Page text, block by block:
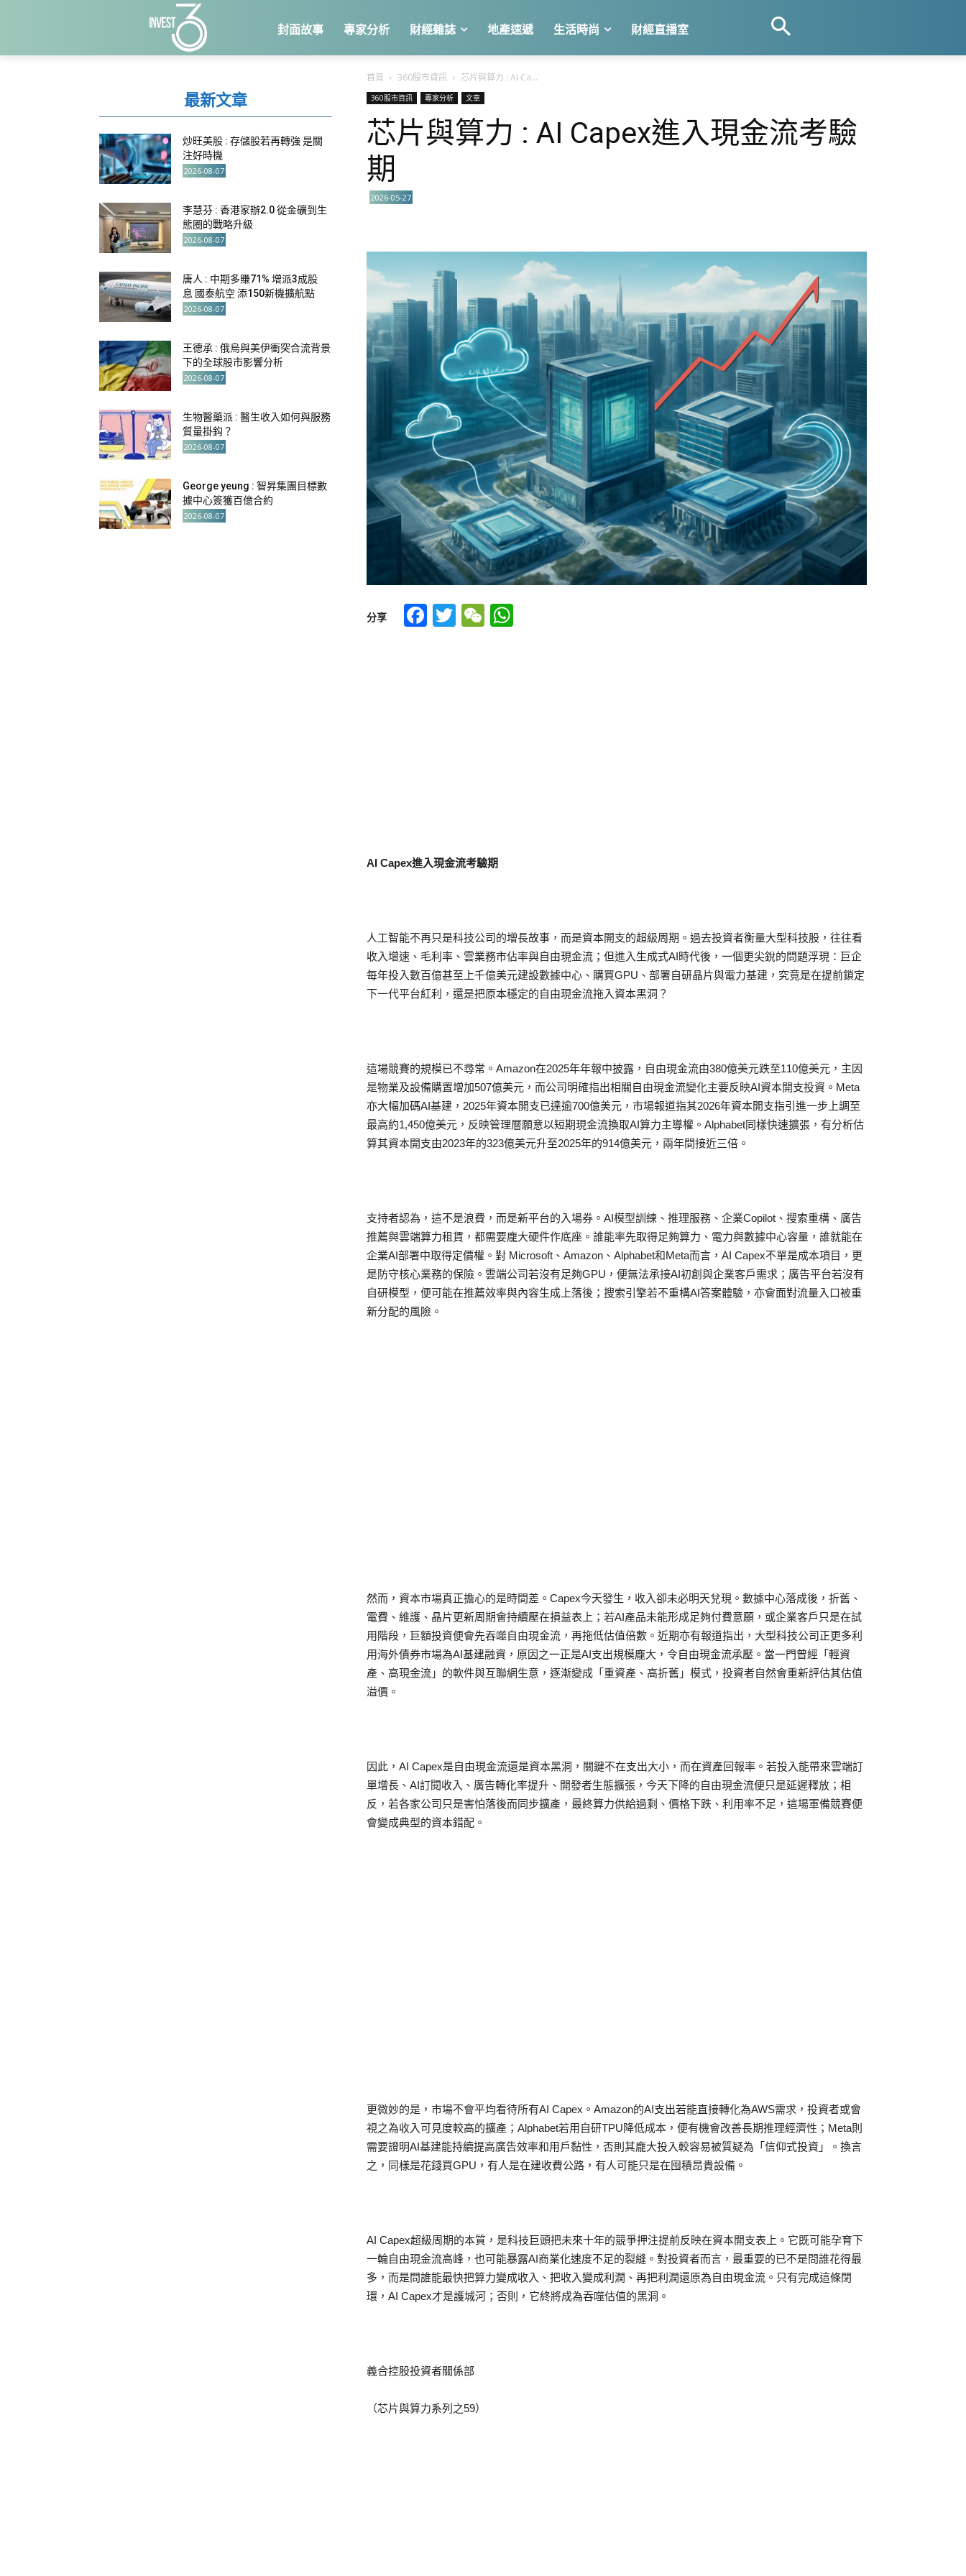
封面故事 專家分析 財經雜誌 地產速遞 生活時尚 財經直播室
首頁 360股市資訊 芯片與算力 : AI Ca...
360股市資訊 專家分析 文章
芯片與算力 : AI Capex進入現金流考驗
期
2026-05-27
分享 Facebook
TwitterWeChat
AI Capex進入現金流考驗期
人工智能不再只是科技公司的增長故事，而是資本開支的超級周期。過去投資者衡量大型科技股，往往看
收入增速、毛利率、雲業務市佔率與自由現金流；但進入生成式AI時代後，一個更尖銳的問題浮現：巨企
每年投入數百億甚至上千億美元建設數據中心、購買GPU、部署自研晶片與電力基建，究竟是在提前鎖定
下一代平台紅利，還是把原本穩定的自由現金流拖入資本黑洞？
這場競賽的規模已不尋常。Amazon在2025年年報中披露，自由現金流由380億美元跌至110億美元，主因
是物業及設備購置增加507億美元，而公司明確指出相關自由現金流變化主要反映AI資本開支投資。Meta
亦大幅加碼AI基建，2025年資本開支已達逾700億美元，市場報道指其2026年資本開支指引進一步上調至
最高約1,450億美元，反映管理層願意以短期現金流換取AI算力主導權。Alphabet同樣快速擴張，有分析估
算其資本開支由2023年的323億美元升至2025年的914億美元，兩年間接近三倍。
支持者認為，這不是浪費，而是新平台的入場券。AI模型訓練、推理服務、企業Copilot、搜索重構、廣告
推薦與雲端算力租賃，都需要龐大硬件作底座。誰能率先取得足夠算力、電力與數據中心容量，誰就能在
企業AI部署中取得定價權。對 Microsoft、Amazon、Alphabet和Meta而言，AI Capex不單是成本項目，更
是防守核心業務的保險。雲端公司若沒有足夠GPU，便無法承接AI初創與企業客戶需求；廣告平台若沒有
自研模型，便可能在推薦效率與內容生成上落後；搜索引擎若不重構AI答案體驗，亦會面對流量入口被重
新分配的風險。
然而，資本市場真正擔心的是時間差。Capex今天發生，收入卻未必明天兌現。數據中心落成後，折舊、
電費、維護、晶片更新周期會持續壓在損益表上；若AI產品未能形成足夠付費意願，或企業客戶只是在試
用階段，巨額投資便會先吞噬自由現金流，再拖低估值倍數。近期亦有報道指出，大型科技公司正更多利
用海外債券市場為AI基建融資，原因之一正是AI支出規模龐大，令自由現金流承壓。當一門曾經「輕資
產、高現金流」的軟件與互聯網生意，逐漸變成「重資產、高折舊」模式，投資者自然會重新評估其估值
溢價。
因此，AI Capex是自由現金流還是資本黑洞，關鍵不在支出大小，而在資產回報率。若投入能帶來雲端訂
單增長、AI訂閱收入、廣告轉化率提升、開發者生態擴張，今天下降的自由現金流便只是延遲釋放；相
反，若各家公司只是害怕落後而同步擴產，最終算力供給過剩、價格下跌、利用率不足，這場軍備競賽便
會變成典型的資本錯配。
更微妙的是，市場不會平均看待所有AI Capex。Amazon的AI支出若能直接轉化為AWS需求，投資者或會
視之為收入可見度較高的擴產；Alphabet若用自研TPU降低成本，便有機會改善長期推理經濟性；Meta則
需要證明AI基建能持續提高廣告效率和用戶黏性，否則其龐大投入較容易被質疑為「信仰式投資」。換言
之，同樣是花錢買GPU，有人是在建收費公路，有人可能只是在囤積昂貴設備。
AI Capex超級周期的本質，是科技巨頭把未來十年的競爭押注提前反映在資本開支表上。它既可能孕育下
一輪自由現金流高峰，也可能暴露AI商業化速度不足的裂縫。對投資者而言，最重要的已不是問誰花得最
多，而是問誰能最快把算力變成收入、把收入變成利潤、再把利潤還原為自由現金流。只有完成這條閉
環，AI Capex才是護城河；否則，它終將成為吞噬估值的黑洞。
義合控股投資者關係部
（芯片與算力系列之59）
最新文章
炒旺美股 : 存儲股若再轉強 是關
注好時機
2026-08-07
李慧芬 : 香港家辦2.0 從金礦到生
態圈的戰略升級
2026-08-07
唐人 : 中期多賺71% 增派3成股
息 國泰航空 添150新機擴航點
2026-08-07
王德承 : 俄烏與美伊衝突合流背景
下的全球股市影響分析
2026-08-07
生物醫藥派 : 醫生收入如何與服務
質量掛鈎？
2026-08-07
George yeung : 智昇集團目標數
據中心簽獲百億合約
2026-08-07